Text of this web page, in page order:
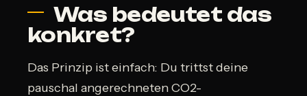
Was bedeutet das
konkret?
Das Prinzip ist einfach: Du trittst deine
pauschal angerechneten CO2-